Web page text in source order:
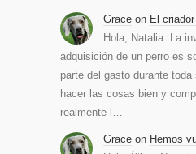
Grace on El
Hola, Natalia. La
adquisición de un perro es
parte del gasto durante
hacer las cosas bien y
realmente l…
Grace on Hemos